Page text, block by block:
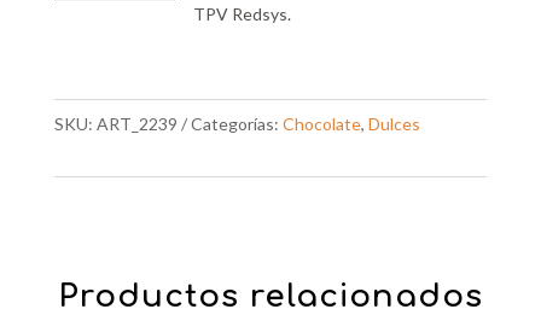
TPV Redsys.
SKU: ART_2239 Categorías: Chocolate, Dulces
Productos relacionados